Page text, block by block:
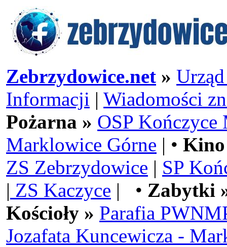
Zebrzydowice.net »
Informacji | Wiadomości
Pożarna » OSP Kończyce
Marklowice Górne | •
ZS Zebrzydowice | SP
| ZS Kaczyce | • Zabytki
Kościoły » Parafia
Jozafata Kuncewicza -